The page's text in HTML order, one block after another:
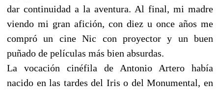
dar continuidad a la aventura. Al final, mi madre
viendo mi gran afición, con diez u once años me
compró un cine Nic con proyector y un buen
puñado de películas más bien absurdas.
La vocación cinéfila de Antonio Artero había
nacido en las tardes del Iris o del Monumental, en